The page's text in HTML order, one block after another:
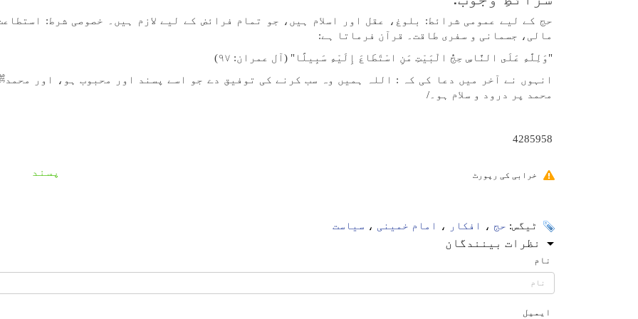
حج کے لیے عمومی شرائط: بلوغ، عقل اور اسلام ہیں، جو تمام فرائض کے لیے لازم ہیں۔ خصوصی شرط:
مالی، جسمانی و سفری طاقت۔ قرآن فرماتا ہے:
"وَلِلَّهِ عَلَى النَّاسِ حِجُّ الْبَيْتِ مَنِ اسْتَطَاعَ إِلَيْهِ سَبِيلًا" (آل عمران: ۹۷)
انہوں نے آخر میں دعا کی کہ : اللہ ہمیں وہ سب کرنے کی توفیق دے جو اسے پسند اور محبوب ہو، اور
محمد پر درود و سلام ہو۔/
4285958
پسند خرابی کی رپورٹ
ٹیگس: حج ، افکار ، امام خمینی ، سیاست
نظرات بینندگان
نام
ایمیل